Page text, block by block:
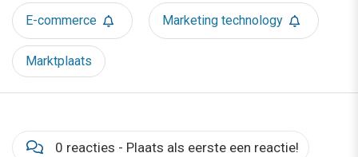
E-commerce Marketing technology
Marktplaats
0 reacties - Plaats als eerste een reactie!